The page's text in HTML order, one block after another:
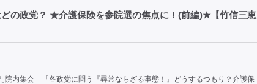
の政党？ ★介護保険を参院選の焦点に！(前編)★【竹信三恵
院内集会 「各政党に問う『尋常ならざる事態！』どうするつもり？介護保